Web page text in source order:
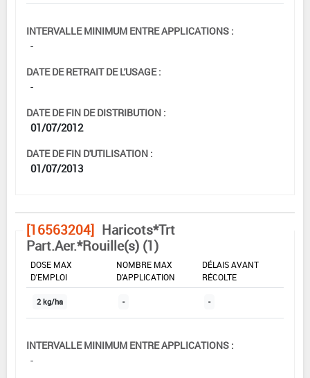
INTERVALLE MINIMUM ENTRE APPLICATIONS :
-
DATE DE RETRAIT DE L'USAGE :
-
DATE DE FIN DE DISTRIBUTION :
01/07/2012
DATE DE FIN D'UTILISATION :
01/07/2013
[16563204] Haricots*Trt
Part.Aer.*Rouille(s) (1)
DOSE MAX
D'EMPLOI
NOMBRE MAX
D'APPLICATION
DÉLAIS AVANT
RÉCOLTE
2 kg/ha - -
INTERVALLE MINIMUM ENTRE APPLICATIONS :
-